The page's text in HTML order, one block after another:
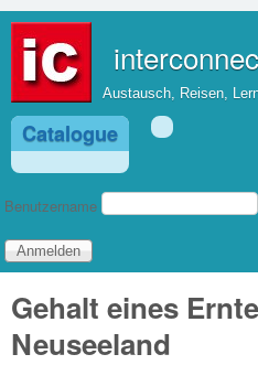
Austausch, Reisen,
Catalogue
Benutzeranmeldung
Benutzername
Gehalt eines
Neuseeland